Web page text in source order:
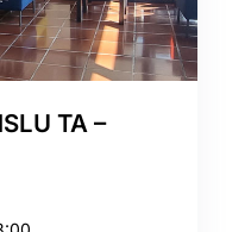
TA –